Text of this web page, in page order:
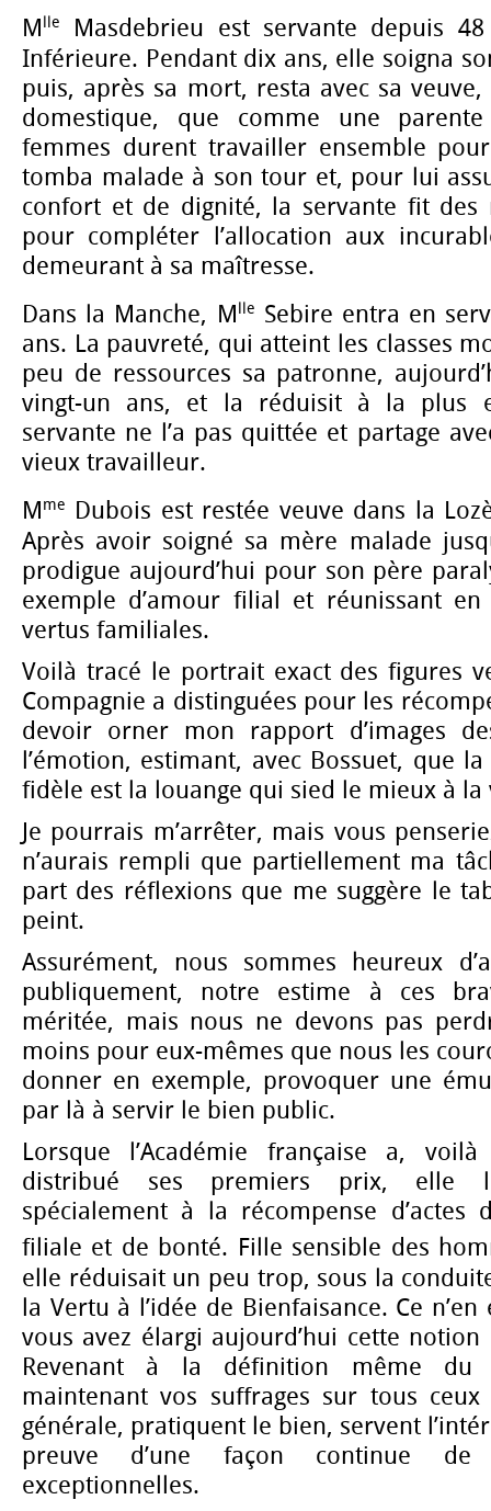
Mlle
Masdebrieu est servante depuis
Inférieure. Pendant dix ans, elle soigna
puis, après sa mort, resta avec sa
domestique, que comme une
femmes durent travailler ensemble
tomba malade à son tour et, pour lui
confort et de dignité, la servante fit des
pour compléter l’allocation aux
demeurant à sa maîtresse.
Dans la Manche, M lle Sebire entra en
ans. La pauvreté, qui atteint les classes
peu de ressources sa patronne,
vingt-un ans, et la réduisit à la plus
servante ne l’a pas quittée et partage
vieux travailleur.
Mme
Dubois est restée veuve dans la
Après avoir soigné sa mère malade
prodigue aujourd’hui pour son père
exemple d’amour filial et réunissant
vertus familiales.
Voilà tracé le portrait exact des figures
Compagnie a distinguées pour les
devoir orner mon rapport d’images
l’émotion, estimant, avec Bossuet, que
fidèle est la louange qui sied le mieux à la
Je pourrais m’arrêter, mais vous
n’aurais rempli que partiellement ma
part des réflexions que me suggère le
peint.
Assurément, nous sommes heureux
publiquement, notre estime à ces
méritée, mais nous ne devons pas
moins pour eux-mêmes que nous les
donner en exemple, provoquer une
par là à servir le bien public.
Lorsque l’Académie française a,
distribué ses premiers prix, elle
spécialement à la récompense
filiale et de bonté. Fille sensible des
elle réduisait un peu trop, sous la
la Vertu à l’idée de Bienfaisance. Ce
vous avez élargi aujourd’hui cette
Revenant à la définition même du
maintenant vos suffrages sur tous ceux
générale, pratiquent le bien, servent
preuve d’une façon continue de
exceptionnelles.